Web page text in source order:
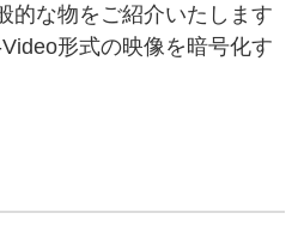
的な物をご紹介いたします
形式の映像を暗号化す